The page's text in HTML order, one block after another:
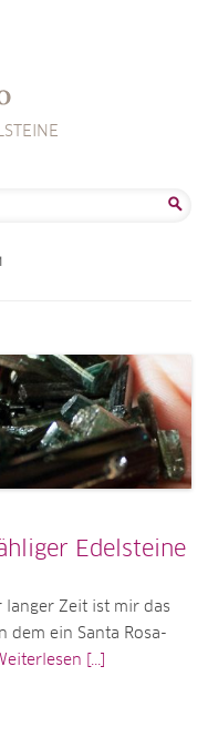
Edelsteine
langer Zeit ist mir das
dem ein Santa Rosa-
[...]